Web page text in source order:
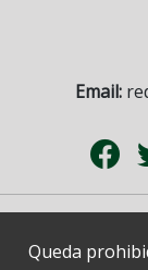
Email:
Queda